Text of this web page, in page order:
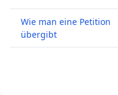
Wie man eine Petition
übergibt